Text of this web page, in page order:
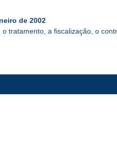
de 2002
tratamento, a fiscalização, o